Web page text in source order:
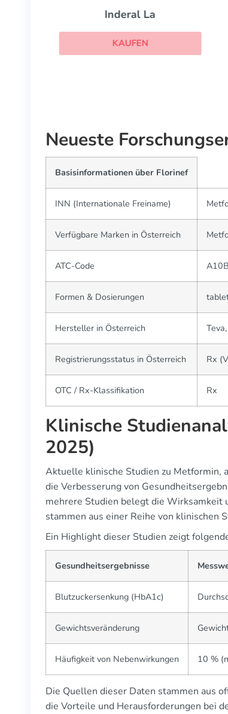
Inderal La
KAUFEN
Neueste
Basisinformationen über Florinef
INN (Internationale Freiname)
Verfügbare Marken in Österreich
ATC-Code
Formen & Dosierungen
Hersteller in Österreich
Registrierungsstatus in Österreich Rx
OTC / Rx-Klassifikation Rx
Klinische
2025)
Aktuelle klinische Studien zu Metformin,
die Verbesserung von
mehrere Studien belegt die Wirksamkeit
stammen aus einer Reihe von klinischen
Ein Highlight dieser Studien zeigt
Gesundheitsergebnisse
Blutzuckersenkung (HbA1c)
Gewichtsveränderung
Häufigkeit von Nebenwirkungen 10 %
Die Quellen dieser Daten stammen aus
die Vorteile und Herausforderungen bei